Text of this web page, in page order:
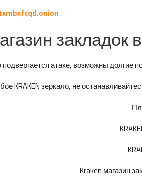
закладок
атаке, возможны долгие
KRAKEN зеркало, не